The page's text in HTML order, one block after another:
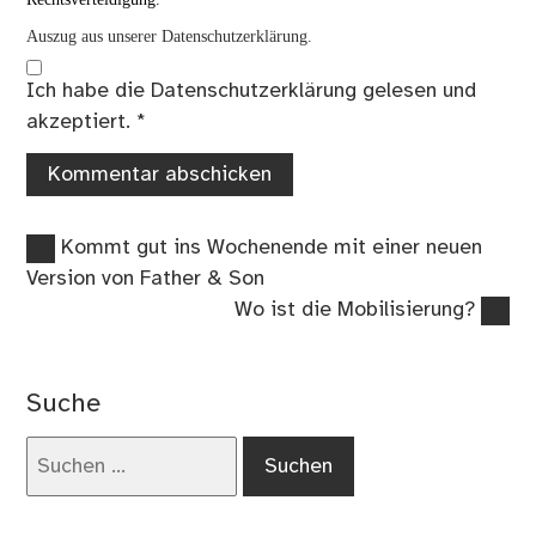
Auszug aus unserer Datenschutzerklärung.
Ich habe die Datenschutzerklärung gelesen und
akzeptiert. *
Beitragsnavigation
Vorheriger
Beitrag:
Kommt gut ins Wochenende mit einer neuen
Version von Father & Son
Nächster
Wo ist die Mobilisierung?
Suche